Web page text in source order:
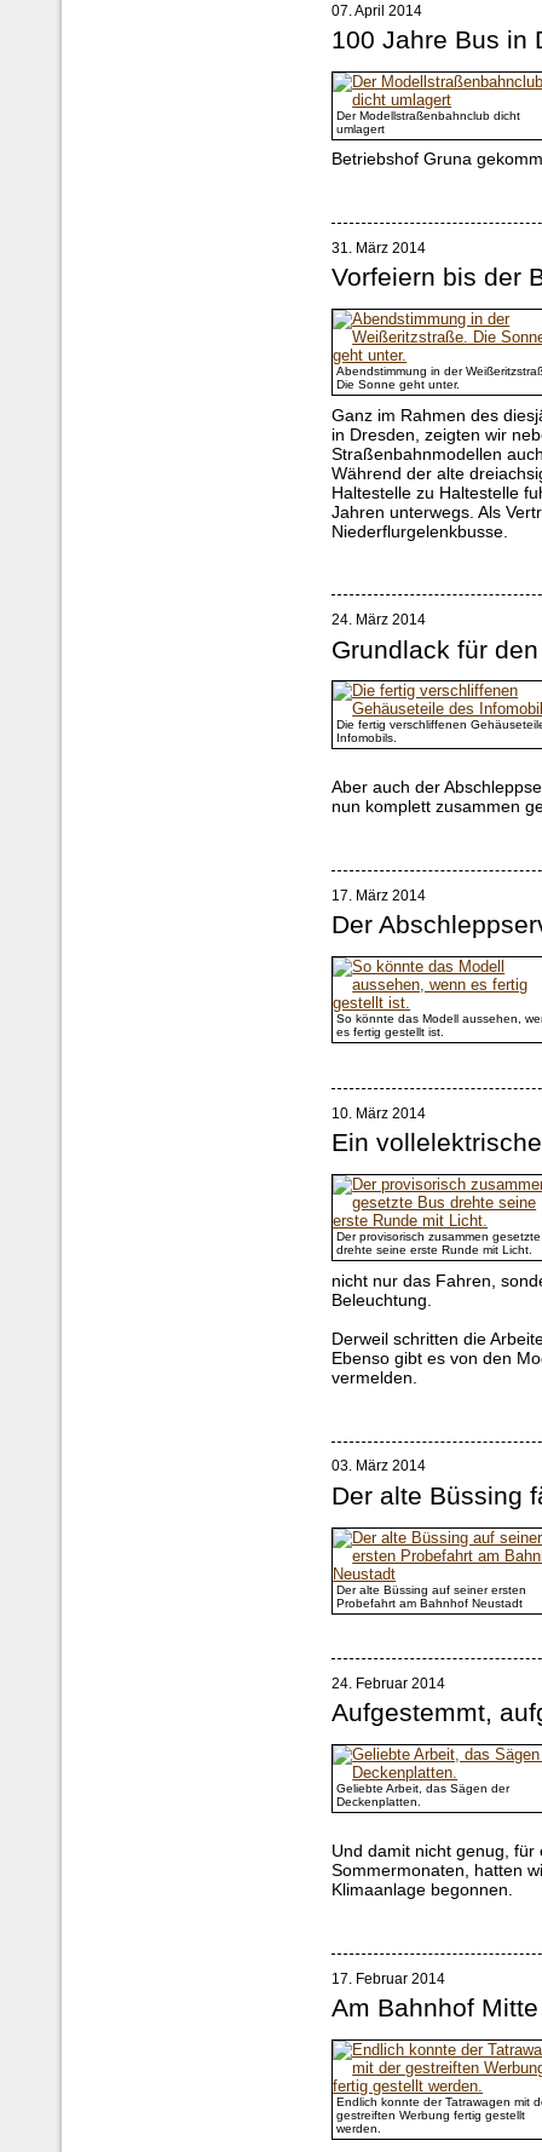
07. April 2014
100 Jahre Bus in
Der Modellstraßenbahnclub dicht
umlagert
Betriebshof Gruna
31. März 2014
Vorfeiern bis der
Abendstimmung in der
Die Sonne geht unter.
Ganz im Rahmen des
in Dresden, zeigten wir
Straßenbahnmodellen
Während der alte
Haltestelle zu Haltestelle
Jahren unterwegs. Als
Niederflurgelenkbusse.
24. März 2014
Grundlack für
Die fertig verschliffenen
Infomobils.
Aber auch der
nun komplett zusammen
17. März 2014
Der
So könnte das Modell aussehen,
es fertig gestellt ist.
10. März 2014
Ein
Der provisorisch zusammen
drehte seine erste Runde mit Licht.
nicht nur das Fahren,
Beleuchtung.
Derweil schritten die
Ebenso gibt es von den
vermelden.
03. März 2014
Der alte Büssing
Der alte Büssing auf seiner ersten
Probefahrt am Bahnhof Neustadt
24. Februar 2014
Aufgestemmt,
Geliebte Arbeit, das Sägen der
Deckenplatten.
Und damit nicht genug,
Sommermonaten, hatten
Klimaanlage begonnen.
17. Februar 2014
Am Bahnhof Mitte
Endlich konnte der Tatrawagen mit
gestreiften Werbung fertig gestellt
werden.